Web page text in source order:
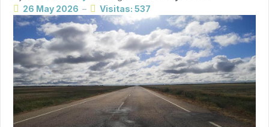
26 May 2026
Visitas: 537